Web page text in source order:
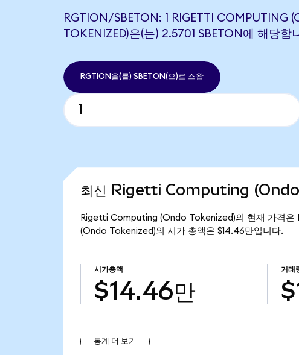
RGTION/SBETON: 1 RIGETTI COMPUTING
TOKENIZED)은(는) 2.5701 SBETON에 해당합
RGTION을(를) SBETON(으)로 스왑
최신 Rigetti Computing (Ondo
Rigetti Computing (Ondo Tokenized)의 현재 가격은
(Ondo Tokenized)의 시가 총액은 $14.46만입니다.
시가총액
$14.46만
거래
통계 더 보기